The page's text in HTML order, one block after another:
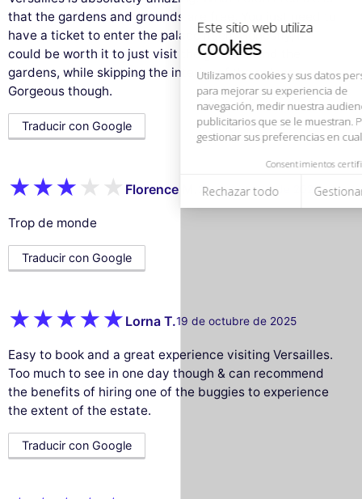
publicitarios que se le muestran. Puede aceptar, rechazar o
gestionar sus preferencias en cualquier momento.
Consentimientos certificados por
Rechazar todo Gestionar cookies Aceptar todo
that the gardens and grounds are free. You just need to
have a ticket to enter the palace itself. Honestly, it
could be worth it to just visit the grounds and the
gardens, while skipping the interior of the palace.
Gorgeous though.
Traducir con Google
Florence M. 23 de octubre de 2025
Trop de monde
Traducir con Google
Lorna T.19 de octubre de 2025
Easy to book and a great experience visiting Versailles.
Too much to see in one day though & can recommend
the benefits of hiring one of the buggies to experience
the extent of the estate.
Traducir con Google